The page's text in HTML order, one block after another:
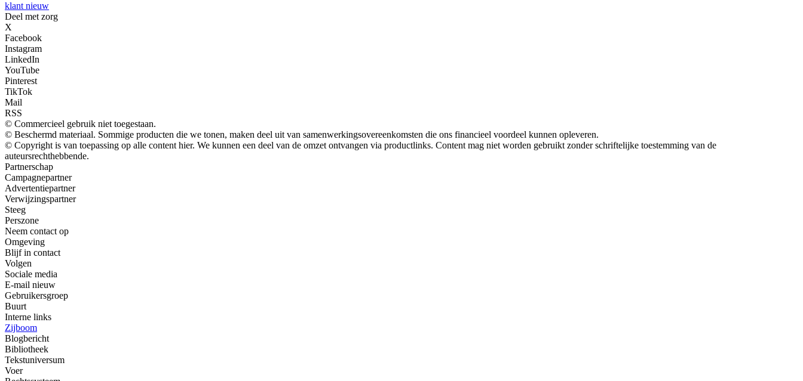
klant nieuw
Deel met zorg
X
Facebook
Instagram
LinkedIn
YouTube
Pinterest
TikTok
Mail
RSS
© Commercieel gebruik niet toegestaan.
© Beschermd materiaal. Sommige producten die we tonen, maken deel uit van samenwerkingsovereenkomsten die ons financieel voordeel kunnen opleveren.
© Copyright is van toepassing op alle content hier. We kunnen een deel van de omzet ontvangen via productlinks. Content mag niet worden gebruikt zonder schriftelijke toestemming van de
auteursrechthebbende.
Partnerschap
Campagnepartner
Advertentiepartner
Verwijzingspartner
Steeg
Perszone
Neem contact op
Omgeving
Blijf in contact
Volgen
Sociale media
E-mail nieuw
Gebruikersgroep
Buurt
Interne links
Zijboom
Blogbericht
Bibliotheek
Tekstuniversum
Voer